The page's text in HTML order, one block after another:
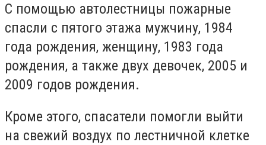
С помощью автолестницы пожарные
спасли с пятого этажа мужчину, 1984
года рождения, женщину, 1983 года
рождения, а также двух девочек, 2005 и
2009 годов рождения.
Кроме этого, спасатели помогли выйти
на свежий воздух по лестничной клетке